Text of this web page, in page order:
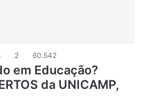
2 60.542
em Educação?
da UNICAMP,